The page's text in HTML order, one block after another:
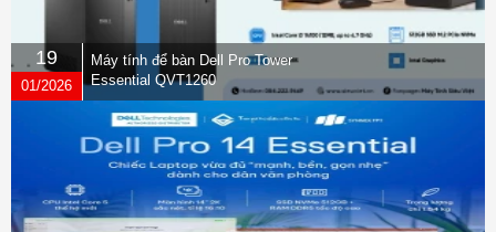
19
01/2026
Máy tính để bàn Dell Pro Tower
Essential QVT1260